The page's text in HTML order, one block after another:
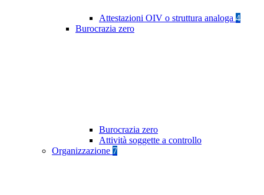
Attestazioni OIV o struttura analoga 4
Burocrazia zero
Burocrazia zero
Attività soggette a controllo
Organizzazione 7